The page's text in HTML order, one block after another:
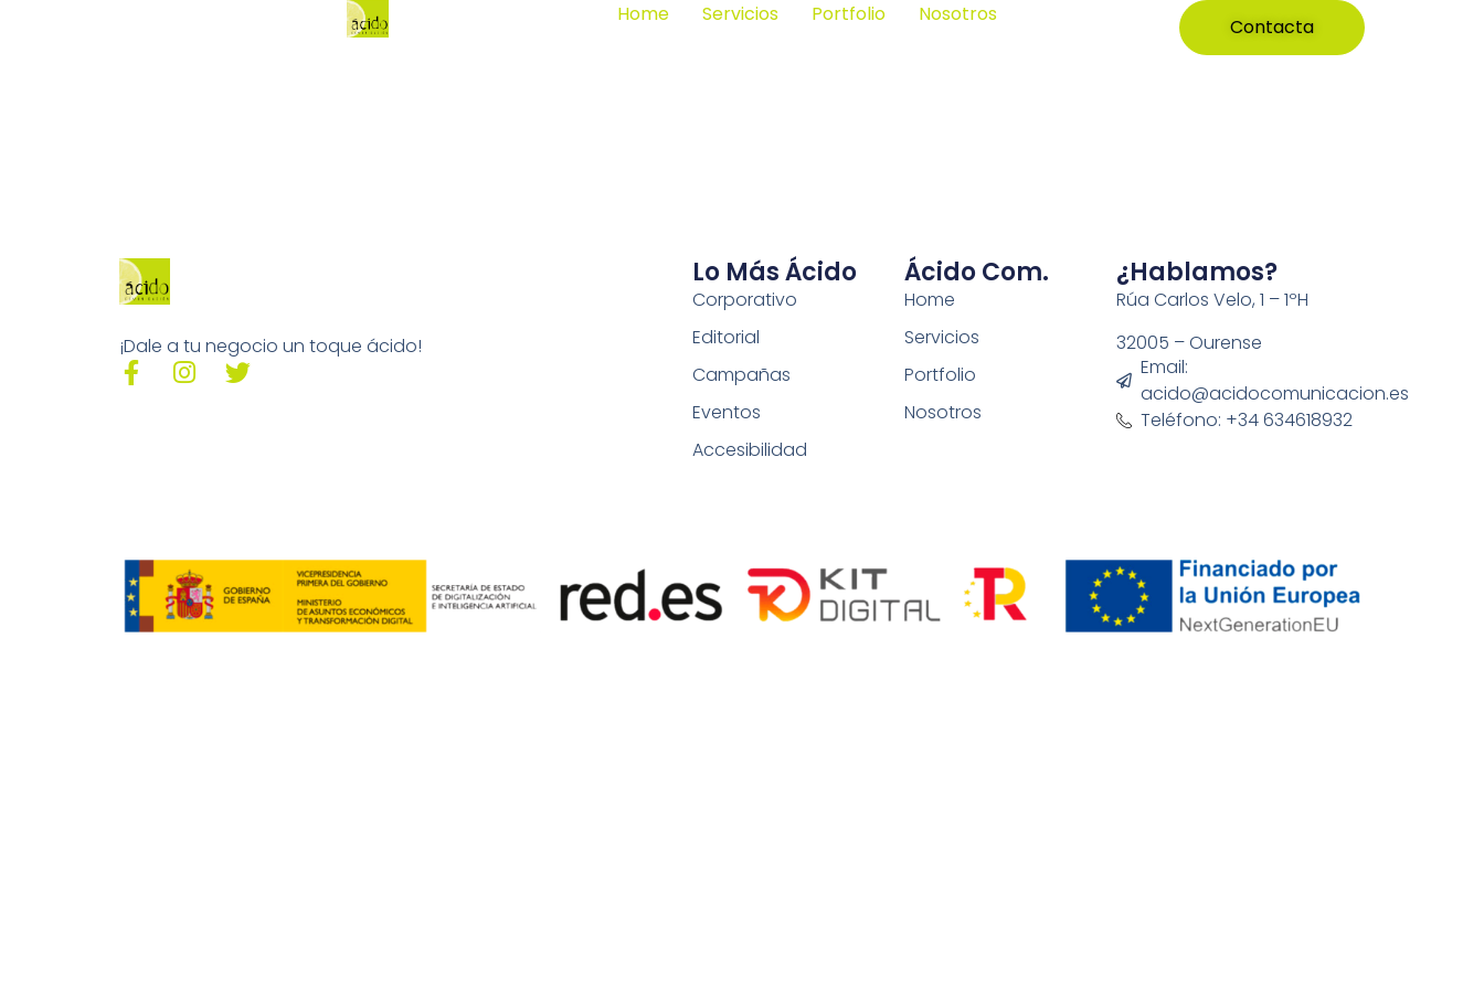
Home Servicios Portfolio Nosotros
Contacta
¡Dale a tu negocio un toque ácido!
Lo Más Ácido
Corporativo
Editorial
Campañas
Eventos
Accesibilidad
Ácido Com.
Home
Servicios
Portfolio
Nosotros
¿Hablamos?
Rúa Carlos Velo, 1 – 1ºH
32005 – Ourense
Email:
acido@acidocomunicacion.es
Teléfono: +34 634618932